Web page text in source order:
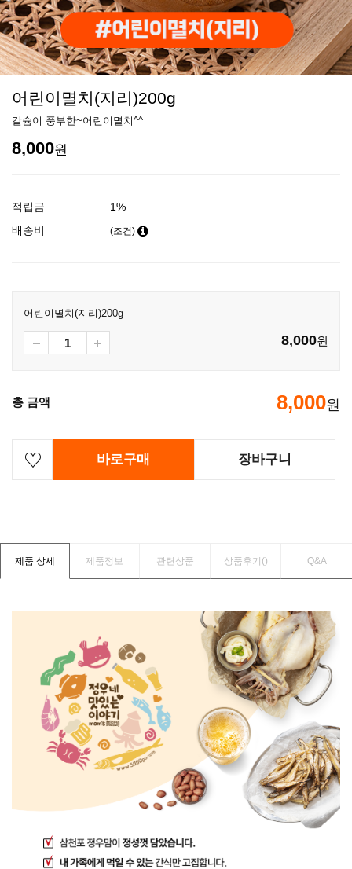
어린이멸치(지리)200g
칼슘이 풍부한~어린이멸치^^
8,000원
적립금
1%
배송비
(조건)
어린이멸치(지리)200g
8,000원
총 금액 8,000원
바로구매 장바구니
제품 상세 제품정보 관련상품 상품후기() Q&A